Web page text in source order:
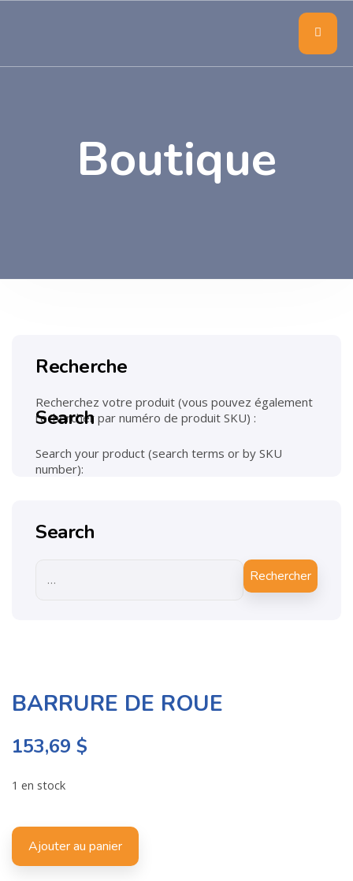
Boutique
BARRURE DE ROUE
153,69 $
1 en stock
Ajouter au panier
Recherche
Recherchez votre produit (vous pouvez également
rechercher par numéro de produit SKU) :
Search
Search your product (search terms or by SKU
number):
Search
Rechercher